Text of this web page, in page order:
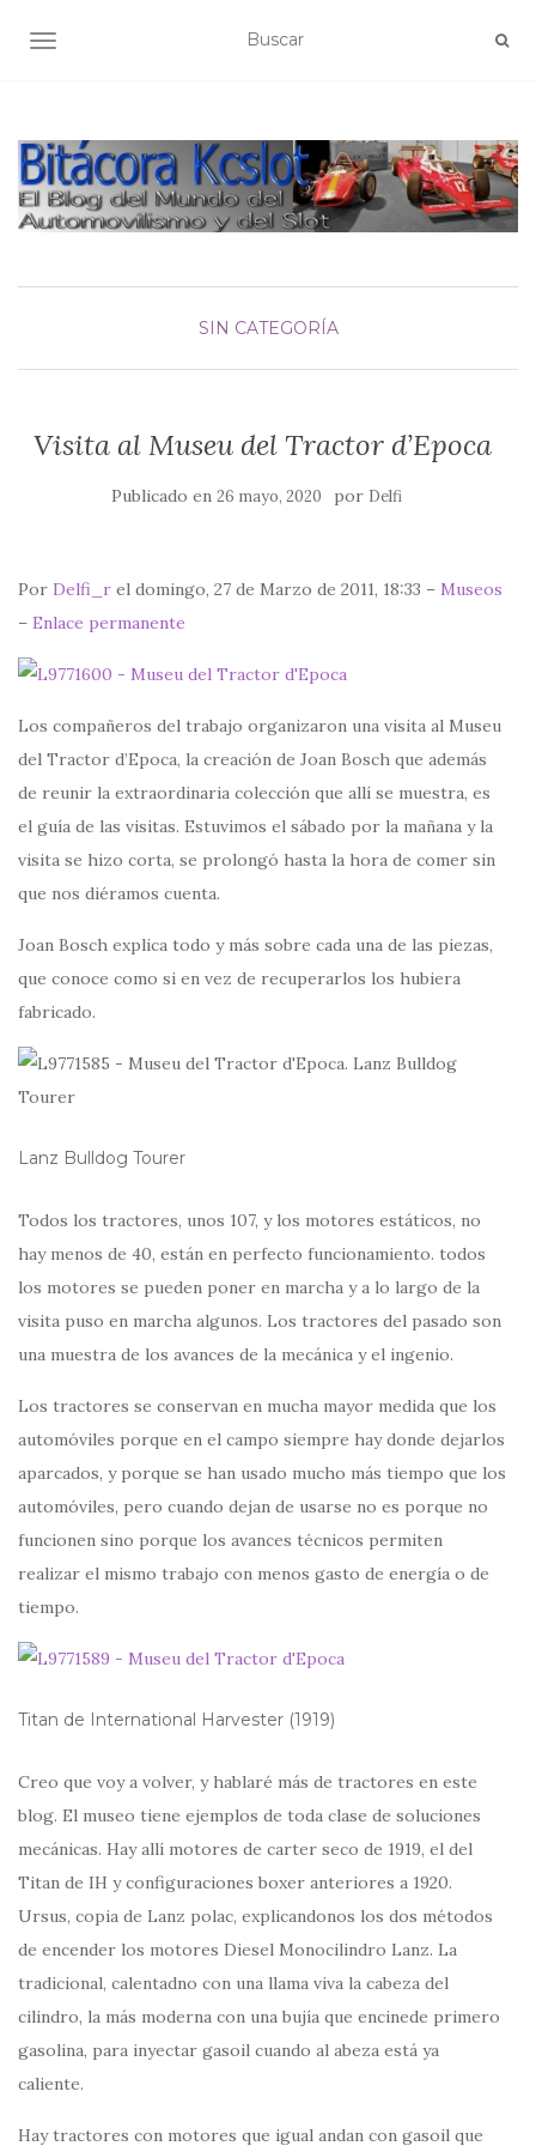
ALTERNAR NAVEGACIÓN
SIN CATEGORÍA
Visita al Museu del Tractor d’Epoca
Publicado en 26 mayo, 2020 por Delfi
Por Delfi_r el domingo, 27 de Marzo de 2011, 18:33 – Museos
– Enlace permanente
Los compañeros del trabajo organizaron una visita al Museu
del Tractor d’Epoca, la creación de Joan Bosch que además
de reunir la extraordinaria colección que allí se muestra, es
el guía de las visitas. Estuvimos el sábado por la mañana y la
visita se hizo corta, se prolongó hasta la hora de comer sin
que nos diéramos cuenta.
Joan Bosch explica todo y más sobre cada una de las piezas,
que conoce como si en vez de recuperarlos los hubiera
fabricado.
Lanz Bulldog Tourer
Todos los tractores, unos 107, y los motores estáticos, no
hay menos de 40, están en perfecto funcionamiento. todos
los motores se pueden poner en marcha y a lo largo de la
visita puso en marcha algunos. Los tractores del pasado son
una muestra de los avances de la mecánica y el ingenio.
Los tractores se conservan en mucha mayor medida que los
automóviles porque en el campo siempre hay donde dejarlos
aparcados, y porque se han usado mucho más tiempo que los
automóviles, pero cuando dejan de usarse no es porque no
funcionen sino porque los avances técnicos permiten
realizar el mismo trabajo con menos gasto de energía o de
tiempo.
Titan de International Harvester (1919)
Creo que voy a volver, y hablaré más de tractores en este
blog. El museo tiene ejemplos de toda clase de soluciones
mecánicas. Hay allí motores de carter seco de 1919, el del
Titan de IH y configuraciones boxer anteriores a 1920.
Ursus, copia de Lanz polac, explicandonos los dos métodos
de encender los motores Diesel Monocilindro Lanz. La
tradicional, calentadno con una llama viva la cabeza del
cilindro, la más moderna con una bujía que encinede primero
gasolina, para inyectar gasoil cuando al abeza está ya
caliente.
Hay tractores con motores que igual andan con gasoil que